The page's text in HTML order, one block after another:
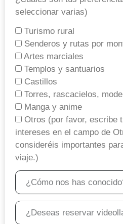
seleccionar varias)
Turismo rural
Senderos y rutas por
Artes marciales
Templos y santuarios
Castillos
Torres, rascacielos,
Manga y anime
Otros (por favor, escribe
intereses en el campo de
consideréis importantes
viaje.)